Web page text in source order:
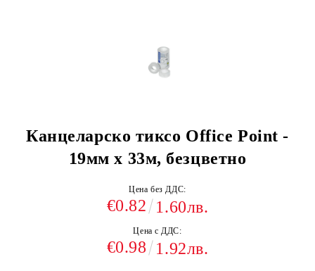
Канцеларско тиксо Office Point -
19мм x 33м, безцветно
Цена без ДДС:
€0.82 1.60лв.
Цена с ДДС:
€0.98 1.92лв.